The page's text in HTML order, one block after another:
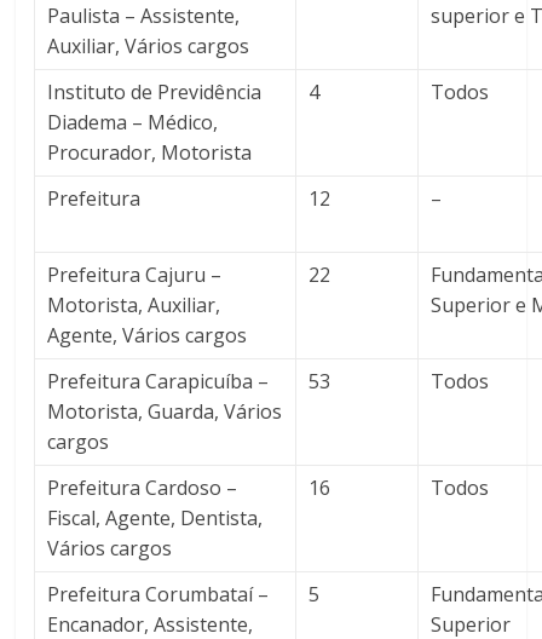
Paulista – Assistente,
Auxiliar, Vários cargos
superior e
Instituto de Previdência
Diadema – Médico,
Procurador, Motorista
4 Todos
Prefeitura 12 –
Prefeitura Cajuru –
Motorista, Auxiliar,
Agente, Vários cargos
22
Superior e
Prefeitura Carapicuíba –
Motorista, Guarda, Vários
cargos
53 Todos
Prefeitura Cardoso –
Fiscal, Agente, Dentista,
Vários cargos
16 Todos
Prefeitura Corumbataí –
Encanador, Assistente,
5
Superior